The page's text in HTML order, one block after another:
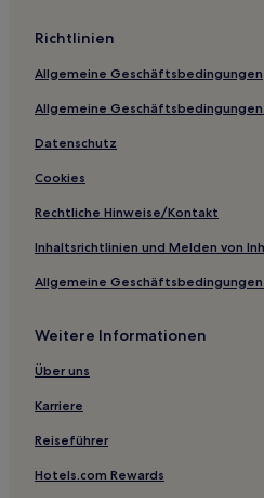
Richtlinien
Allgemeine Geschäftsbedingungen
Allgemeine
Datenschutz
Cookies
Rechtliche Hinweise/Kontakt
Inhaltsrichtlinien und Melden von
Allgemeine
Weitere Informationen
Über uns
Karriere
Reiseführer
Hotels.com Rewards